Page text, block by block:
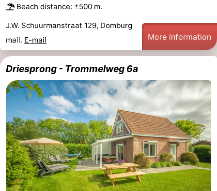
Beach distance: ±500 m.
J.W. Schuurmanstraat 129, Domburg
mail. E-mail More information
Driesprong - Trommelweg 6a